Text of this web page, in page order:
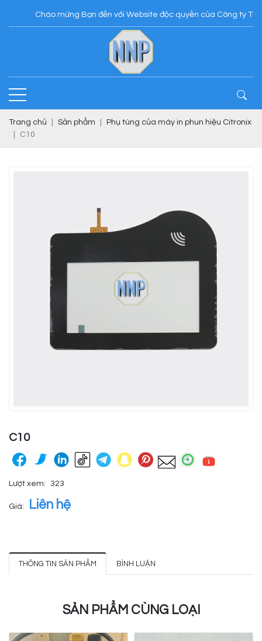
Chào mừng Bạn đến với Website độc quyền của Công ty TNHH
Trang chủ Sản phẩm
Phụ tùng của máy in phun hiệu Citronix
C10
C10
Lượt xem: 323
Giá: Liên hệ
THÔNG TIN SẢN PHẨM BÌNH LUẬN
SẢN PHẨM CÙNG LOẠI